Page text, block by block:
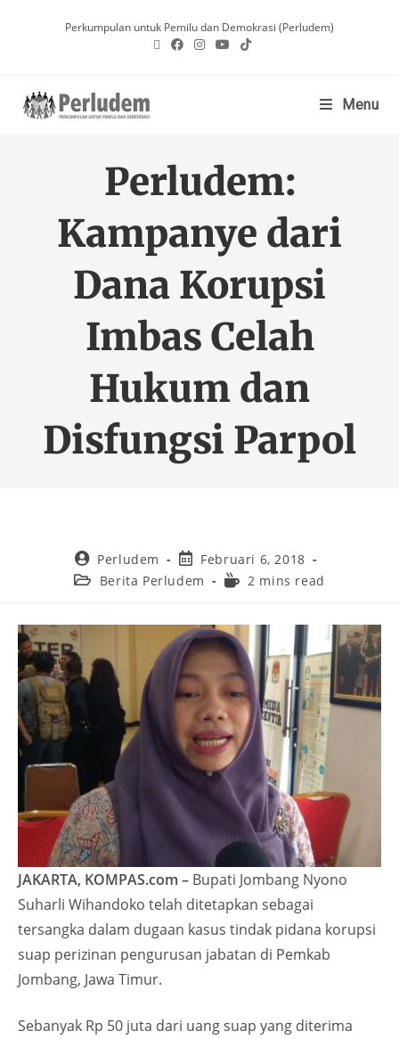
Perkumpulan untuk Pemilu dan Demokrasi (Perludem)
Menu
Perludem:
Kampanye dari
Dana Korupsi
Imbas Celah
Hukum dan
Disfungsi Parpol
Perludem
Februari 6, 2018
Berita Perludem
2 mins read
JAKARTA, KOMPAS.com – Bupati Jombang Nyono
Suharli Wihandoko telah ditetapkan sebagai
tersangka dalam dugaan kasus tindak pidana korupsi
suap perizinan pengurusan jabatan di Pemkab
Jombang, Jawa Timur.
Sebanyak Rp 50 juta dari uang suap yang diterima